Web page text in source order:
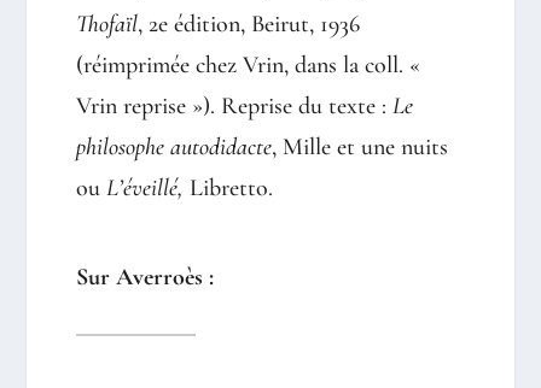
Thofaïl, 2e édition, Beirut, 1936
(réimprimée chez Vrin, dans la coll. «
Vrin reprise »). Reprise du texte : Le
philosophe autodidacte, Mille et une nuits
ou L’éveillé, Libretto.
Sur Averroès :